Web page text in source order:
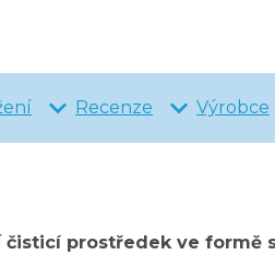
Recenze Výrobce
čisticí prostředek ve formě